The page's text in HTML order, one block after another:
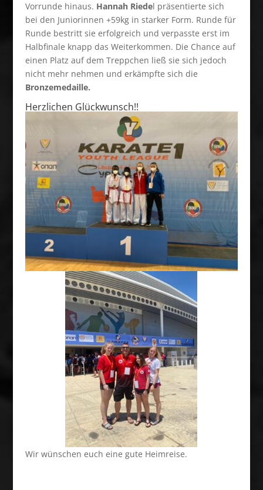
Vorrunde hinaus. Hannah Riedel präsentierte sich
bei den Juniorinnen +59kg in starker Form. Runde für
Runde bestritt sie erfolgreich und verpasste erst im
Halbfinale knapp das Weiterkommen. Die Chance auf
einen Platz auf dem Treppchen ließ sie sich jedoch
nicht mehr nehmen und erkämpfte sich die
Bronzemedaille.
Herzlichen Glückwunsch!!
Wir wünschen euch eine gute Heimreise.